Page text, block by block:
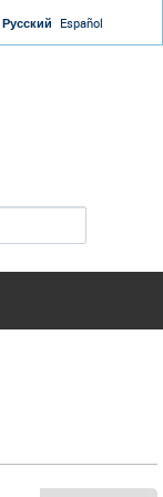
Русский Español